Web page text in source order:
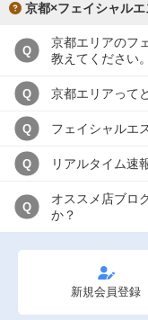
京都×フェイシャル
Q
京都エリアのフ
教えてください。
Q 京都エリアって
Q フェイシャルエ
Q リアルタイム速
Q
オススメ店ブロ
か？
新規会員登録